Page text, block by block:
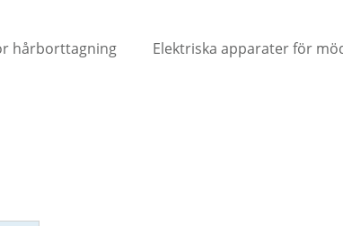
hårborttagning Elektriska apparater för